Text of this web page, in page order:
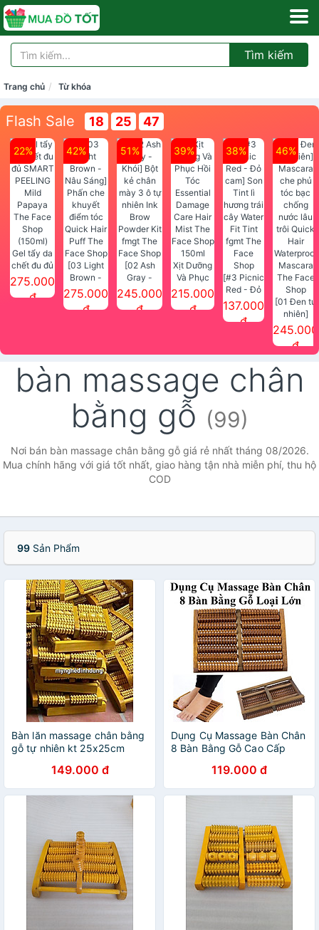
Tìm kiếm
Trang chủ Từ khóa
Flash Sale 18 25 46
22%
Gel tẩy da
chết đu đủ
SMART
PEELING
275.000
đ
42%
[03 Light
Brown -
Nâu Sáng]
Phấn che
275.000
đ
51%
[02 Ash
Gray -
Khói] Bột
kẻ chân
Face Shop
245.000
đ
39%
Xịt Dưỡng
Và Phục
Hồi Tóc
Essential
215.000
đ
38%
[#3 Picnic
Red - Đỏ
cam] Son
Face
Shop
137.000
đ
46%
[01 Đen tự
nhiên]
Mascara
che phủ
nước lâu
trôi Quick
Shop
245.000
đ
bàn massage chân
bằng gỗ (99)
Nơi bán bàn massage chân bằng gỗ giá rẻ nhất tháng 08/2026.
Mua chính hãng với giá tốt nhất, giao hàng tận nhà miễn phí, thu hộ
COD
99 Sản Phẩm
Bàn lăn massage chân bằng
gỗ tự nhiên kt 25x25cm
149.000 đ
Dụng Cụ Massage Bàn Chân
8 Bàn Bằng Gỗ Cao Cấp
119.000 đ